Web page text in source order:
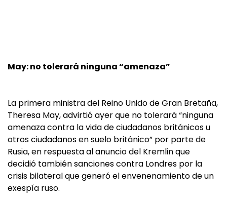
May: no tolerará ninguna “amenaza”
La primera ministra del Reino Unido de Gran Bretaña,
Theresa May, advirtió ayer que no tolerará “ninguna
amenaza contra la vida de ciudadanos británicos u
otros ciudadanos en suelo británico” por parte de
Rusia, en respuesta al anuncio del Kremlin que
decidió también sanciones contra Londres por la
crisis bilateral que generó el envenenamiento de un
exespía ruso.